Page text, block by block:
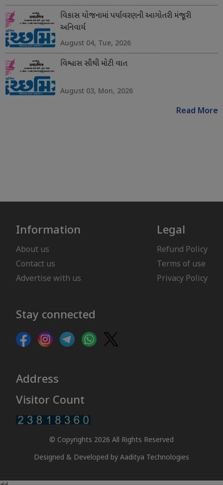
વિકાસ યોજનામાં પર્યાવરણની આગોતરી મંજૂરી
અનિવાર્ય
August 04, Tue, 2026
વિશ્વાસ સૌથી મોટી વાત
August 03, Mon, 2026
Read More
Information
About us
Contact us
Advertise with us
Legal
Refund Policy
Terms of use
Privacy Policy
Stay connected
Address
Visitor Count
© Copyrights 2026 All Rights Reserved
Designed & Developed by Aaditya Technologies